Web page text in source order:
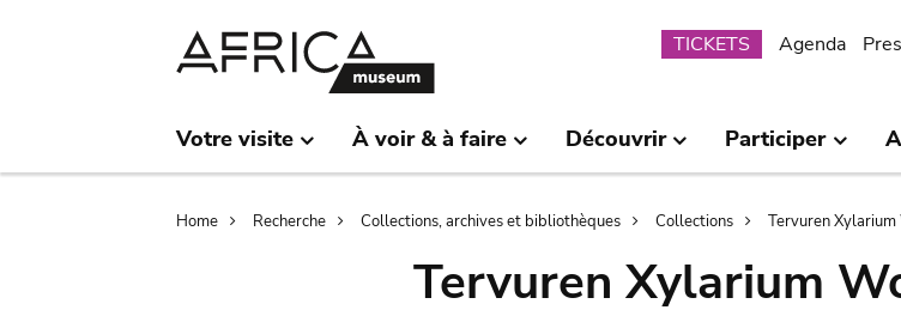
Submenu
TICKETS Agenda
Votre visite À voir & à faire Découvrir Participer
Breadcrumb
Home Recherche Collections, archives et bibliothèques Collections Tervuren
Tervuren Xylarium